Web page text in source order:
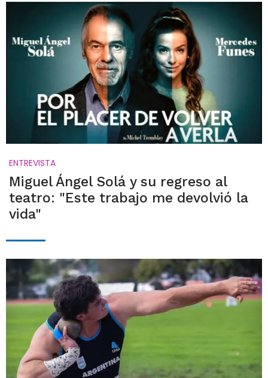
ENTREVISTA
Miguel Ángel Solá y su regreso al
teatro: "Este trabajo me devolvió la
vida"